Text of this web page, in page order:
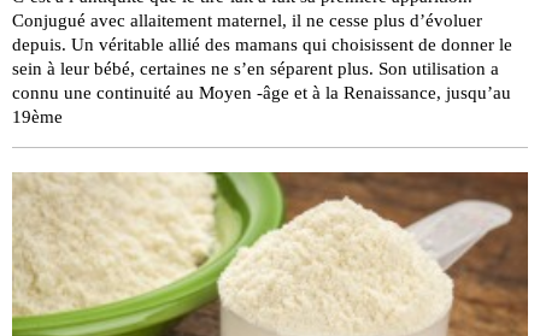
Conjugué avec allaitement maternel, il ne cesse plus d’évoluer
depuis. Un véritable allié des mamans qui choisissent de donner le
sein à leur bébé, certaines ne s’en séparent plus. Son utilisation a
connu une continuité au Moyen -âge et à la Renaissance, jusqu’au
19ème